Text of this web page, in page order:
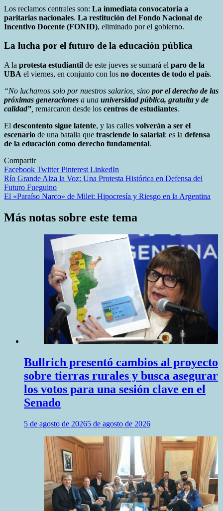
Los reclamos centrales son: La inmediata convocatoria a
paritarias nacionales. La restitución del Fondo Nacional de
Incentivo Docente (FONID), eliminado por el gobierno.
La lucha por el futuro de la educación pública
A la protesta estudiantil de este jueves se sumará el paro de la
UBA el viernes, en conjunto con los no docentes de todo el país.
“No luchamos solo por nuestros salarios, sino por el derecho de las
próximas generaciones a una universidad pública, gratuita y de
calidad” remarcaron desde los centros de estudiantes.
El descontento sigue latente, y las calles volverán a ser el
escenario de una batalla que trasciende lo salarial: es la defensa
de la educación como derecho fundamental.
Compartir
Facebook TwitterPinterest LinkedIn
Navegación
de
Río Grande Alza la Voz: Una Protesta Histórica en Defensa del
Futuro Fueguino
El «Paraíso Narco» de Milei: Hipocresía y Riesgo en la Argentina
Más notas sobre este tema
Bullrich presentó cambios al proyecto
sobre tierras rurales y busca asegurar
los votos para una sesión clave en el
Senado
5 de agosto de 20265 de agosto de 2026